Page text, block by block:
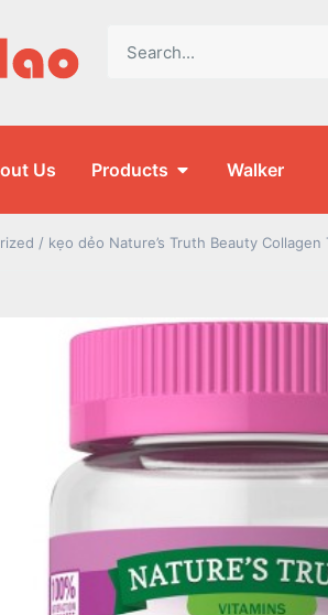
Us Products Walker
/ kẹo dẻo Nature’s Truth Beauty Collagen